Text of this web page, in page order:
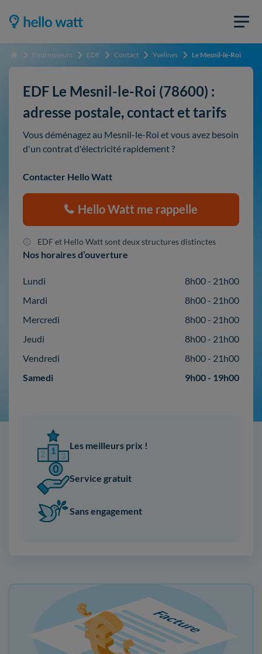
Accueil Fournisseurs EDF Contact Yvelines Le Mesnil-le-Roi
EDF Le Mesnil-le-Roi (78600) :
adresse postale, contact et tarifs
Vous déménagez au Mesnil-le-Roi et vous avez besoin
d'un contrat d'électricité rapidement ?
Contacter Hello Watt
Hello Watt me rappelle
EDF et Hello Watt sont deux structures distinctes
Nos horaires d’ouverture
Lundi
8h00 - 21h00
Mardi
8h00 - 21h00
Mercredi
8h00 - 21h00
Jeudi
8h00 - 21h00
Vendredi
8h00 - 21h00
Samedi
9h00 - 19h00
Les meilleurs prix !
Service gratuit
Sans engagement